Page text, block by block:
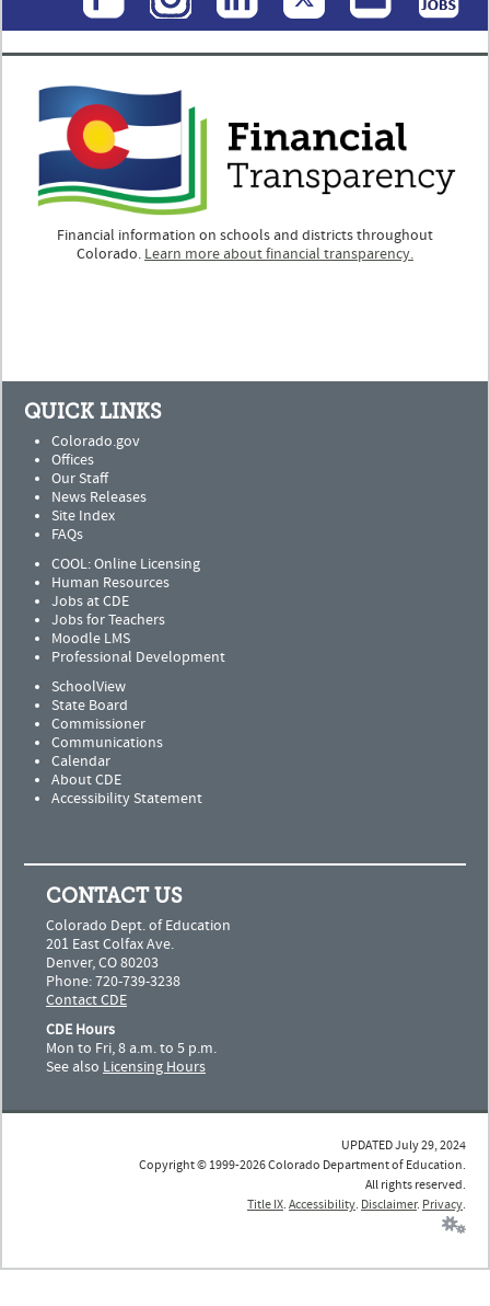
Financial information on schools and districts throughout
Colorado. Learn more about financial transparency.
QUICK LINKS
Colorado.gov
Offices
Our Staff
News Releases
Site Index
FAQs
COOL: Online Licensing
Human Resources
Jobs at CDE
Jobs for Teachers
Moodle LMS
Professional Development
SchoolView
State Board
Commissioner
Communications
Calendar
About CDE
Accessibility Statement
CONTACT US
Colorado Dept. of Education
201 East Colfax Ave.
Denver, CO 80203
Phone: 720-739-3238
Contact CDE
CDE Hours
Mon to Fri, 8 a.m. to 5 p.m.
See also Licensing Hours
UPDATED July 29, 2024
Copyright © 1999-2026 Colorado Department of Education.
All rights reserved.
Title IX. Accessibility. Disclaimer. Privacy.